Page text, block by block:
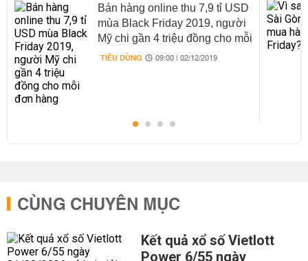
Bán hàng online thu 7,9 tỉ USD
mùa Black Friday 2019, người
Mỹ chi gần 4 triệu đồng cho mỗi
đơn hàng
TIÊU DÙNG 09:00 | 02/12/2019
CÙNG CHUYÊN MỤC
Kết quả xổ số Vietlott
Power 6/55 ngày